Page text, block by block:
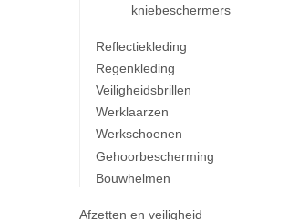
kniebeschermers
Reflectiekleding
Regenkleding
Veiligheidsbrillen
Werklaarzen
Werkschoenen
Gehoorbescherming
Bouwhelmen
Afzetten en veiligheid